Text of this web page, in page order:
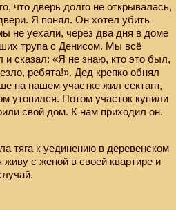
что дверь долго не открывалась,
Я понял. Он хотел убить
не уехали, через два дня в доме
трупа с Денисом. Мы всё
и сказал: «Я не знаю, кто это был,
ребята!». Дед крепко обнял
на нашем участке жил сектант,
утопился. Потом участок купили
свой дом. К нам приходил он.
тяга к уединению в деревенском
с женой в своей квартире и